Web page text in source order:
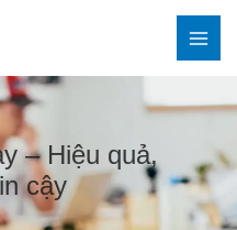
– Hiệu quả,
cậy